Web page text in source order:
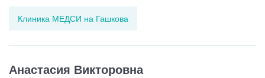
Клиника МЕДСИ на Гашкова
Анастасия Викторовна